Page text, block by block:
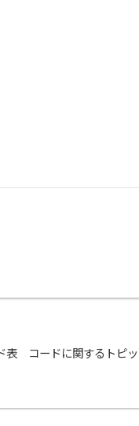
表 コードに関するトピ